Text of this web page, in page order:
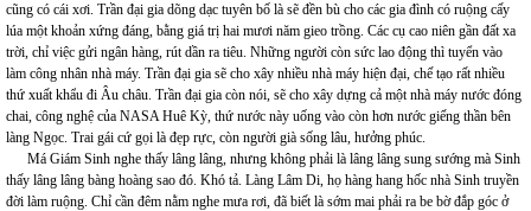
cũng có cái xơi. Trần đại gia dõng dạc tuyên bố là sẽ đền bù cho các gia đình có ruộng cấy
lúa một khoản xứng đáng, bằng giá trị hai mươi năm gieo trồng. Các cụ cao niên gần đất xa
trời, chỉ việc gửi ngân hàng, rút dần ra tiêu. Những người còn sức lao động thì tuyển vào
làm công nhân nhà máy. Trần đại gia sẽ cho xây nhiều nhà máy hiện đại, chế tạo rất nhiều
thứ xuất khẩu đi Âu châu. Trần đại gia còn nói, sẽ cho xây dựng cả một nhà máy nước đóng
chai, công nghệ của NASA Huê Kỳ, thứ nước này uống vào còn hơn nước giếng thần bên
làng Ngọc. Trai gái cứ gọi là đẹp rực, còn người già sống lâu, hưởng phúc.
Má Giám Sinh nghe thấy lâng lâng, nhưng không phải là lâng lâng sung sướng mà Sinh
thấy lâng lâng bàng hoàng sao đó. Khó tả. Làng Lâm Di, họ hàng hang hốc nhà Sinh truyền
đời làm ruộng. Chỉ cần đêm nằm nghe mưa rơi, đã biết là sớm mai phải ra be bờ đắp góc ở